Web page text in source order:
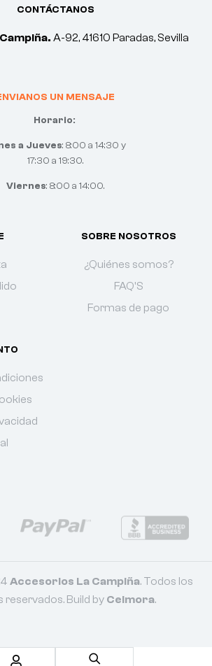
CONTÁCTANOS
A-92, 41610 Paradas, Sevilla
UN MENSAJE
Horario:
a Jueves: 8:00 a 14:30 y
17:30 a 19:30.
Viernes: 8:00 a 14:00.
SOBRE NOSOTROS
¿Quiénes somos?
FAQ'S
Formas de pago
Accesorios La Campiña. Todos los
reservados. Build byCelmora.